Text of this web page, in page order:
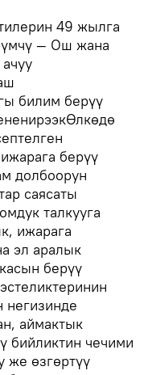
49 жылга
— Ош жана
билим берүү
берүү
долбоорун
саясаты
талкууга
ижарага
эл аралык
берүү
негизинде
аймактык
бийликтин чечими
же өзгөртүү